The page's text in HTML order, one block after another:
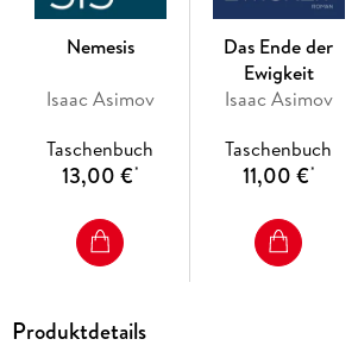
Nemesis
Isaac Asimov
Taschenbuch
13,00 €*
Das Ende der
Ewigkeit
Isaac Asimov
Taschenbuch
11,00 €*
Produktdetails